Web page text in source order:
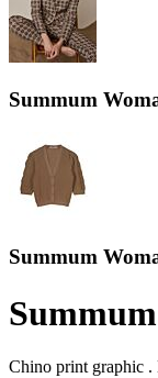
Summum
Summum
Chino print graphic .